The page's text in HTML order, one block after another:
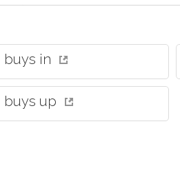
buys in
buys up